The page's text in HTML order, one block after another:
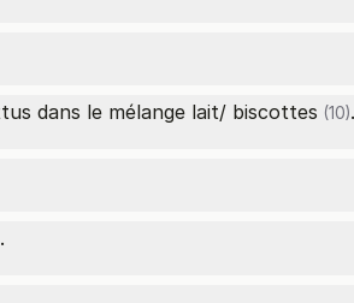
dans le mélange lait/ biscottes (10).
.